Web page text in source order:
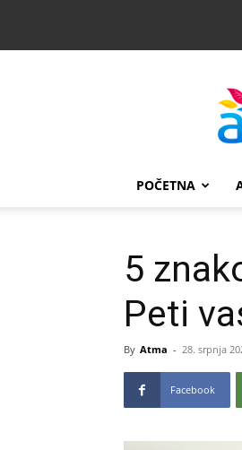
POČETNA
5
Peti
By Atma - 28. srpnja
Facebook